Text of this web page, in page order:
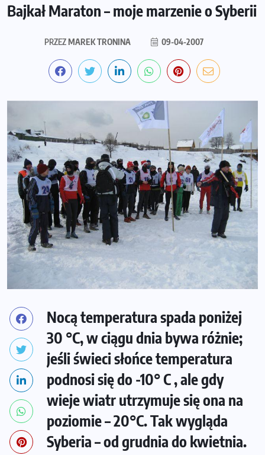
Bajkał Maraton – moje marzenie o Syberii
PRZEZMAREK TRONINA 09-04-2007
Nocą temperatura spada poniżej
30 °C, w ciągu dnia bywa różnie;
jeśli świeci słońce temperatura
podnosi się do -10° C , ale gdy
wieje wiatr utrzymuje się ona na
poziomie – 20°C. Tak wygląda
Syberia – od grudnia do kwietnia.